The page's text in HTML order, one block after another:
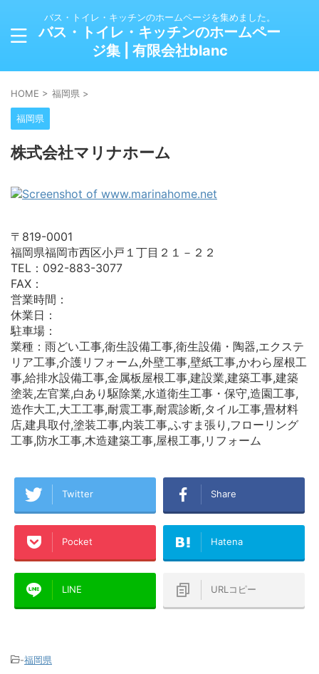
バス・トイレ・キッチンのホームページを集めました。
バス・トイレ・キッチンのホームペー
ジ集 | 有限会社blanc
HOME > 福岡県 >
福岡県
株式会社マリナホーム
〒819-0001
福岡県福岡市西区小戸１丁目２１－２２
TEL：092-883-3077
FAX：
営業時間：
休業日：
駐車場：
業種：雨どい工事,衛生設備工事,衛生設備・陶器,エクステ
リア工事,介護リフォーム,外壁工事,壁紙工事,かわら屋根工
事,給排水設備工事,金属板屋根工事,建設業,建築工事,建築
塗装,左官業,白あり駆除業,水道衛生工事・保守,造園工事,
造作大工,大工工事,耐震工事,耐震診断,タイル工事,畳材料
店,建具取付,塗装工事,内装工事,ふすま張り,フローリング
工事,防水工事,木造建築工事,屋根工事,リフォーム
Twitter Share
Pocket Hatena
LINE URLコピー
-福岡県